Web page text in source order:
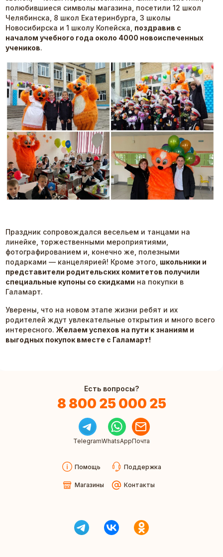
полюбившиеся символы магазина, посетили 12 школ
Челябинска, 8 школ Екатеринбурга, 3 школы
Новосибирска и 1 школу Копейска, поздравив с
началом учебного года около 4000 новоиспеченных
учеников.
Праздник сопровождался весельем и танцами на
линейке, торжественными мероприятиями,
фотографированием и, конечно же, полезными
подарками — канцелярией! Кроме этого, школьники и
представители родительских комитетов получили
специальные купоны со скидками на покупки в
Галамарт.
Уверены, что на новом этапе жизни ребят и их
родителей ждут увлекательные открытия и много всего
интересного. Желаем успехов на пути к знаниям и
выгодных покупок вместе с Галамарт!
Есть вопросы?
8 800 25 000 25
TelegramWhatsAppПочта
Помощь Поддержка
Магазины Контакты